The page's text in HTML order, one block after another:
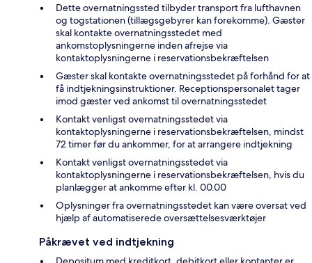
Dette overnatningssted tilbyder transport fra lufthavnen
og togstationen (tillægsgebyrer kan forekomme). Gæster
skal kontakte overnatningsstedet med
ankomstoplysningerne inden afrejse via
kontaktoplysningerne i reservationsbekræftelsen
Gæster skal kontakte overnatningsstedet på forhånd for at
få indtjekningsinstruktioner. Receptionspersonalet tager
imod gæster ved ankomst til overnatningsstedet
Kontakt venligst overnatningsstedet via
kontaktoplysningerne i reservationsbekræftelsen, mindst
72 timer før du ankommer, for at arrangere indtjekning
Kontakt venligst overnatningsstedet via
kontaktoplysningerne i reservationsbekræftelsen, hvis du
planlægger at ankomme efter kl. 00.00
Oplysninger fra overnatningsstedet kan være oversat ved
hjælp af automatiserede oversættelsesværktøjer
Påkrævet ved indtjekning